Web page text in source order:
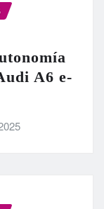
A6 e-